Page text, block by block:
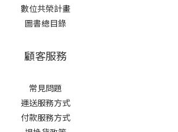
數位共榮計畫
圖書總目錄
顧客服務
常見問題
運送服務方式
付款服務方式